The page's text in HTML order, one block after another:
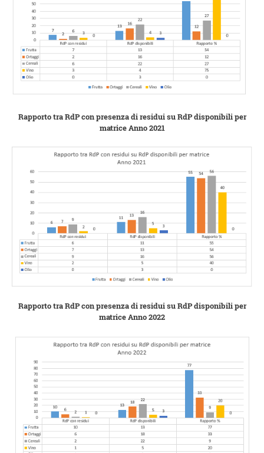
Rapporto tra RdP con presenza di residui su RdP disponibili per
matrice Anno 2021
Rapporto tra RdP con presenza di residui su RdP disponibili per
matrice Anno 2022